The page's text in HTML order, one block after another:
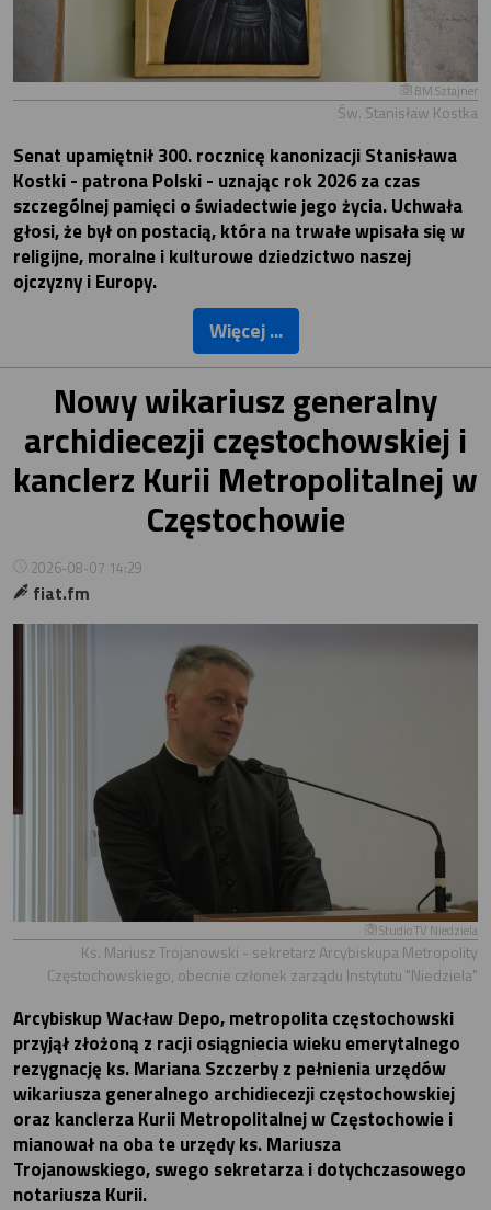
BM Sztajner
Św. Stanisław Kostka
Senat upamiętnił 300. rocznicę kanonizacji Stanisława
Kostki - patrona Polski - uznając rok 2026 za czas
szczególnej pamięci o świadectwie jego życia. Uchwała
głosi, że był on postacią, która na trwałe wpisała się w
religijne, moralne i kulturowe dziedzictwo naszej
ojczyzny i Europy.
Więcej ...
Nowy wikariusz generalny
archidiecezji częstochowskiej i
kanclerz Kurii Metropolitalnej w
Częstochowie
2026-08-07 14:29
fiat.fm
Studio TV Niedziela
Ks. Mariusz Trojanowski - sekretarz Arcybiskupa Metropolity
Częstochowskiego, obecnie członek zarządu Instytutu "Niedziela"
Arcybiskup Wacław Depo, metropolita częstochowski
przyjął złożoną z racji osiągniecia wieku emerytalnego
rezygnację ks. Mariana Szczerby z pełnienia urzędów
wikariusza generalnego archidiecezji częstochowskiej
oraz kanclerza Kurii Metropolitalnej w Częstochowie i
mianował na oba te urzędy ks. Mariusza
Trojanowskiego, swego sekretarza i dotychczasowego
notariusza Kurii.